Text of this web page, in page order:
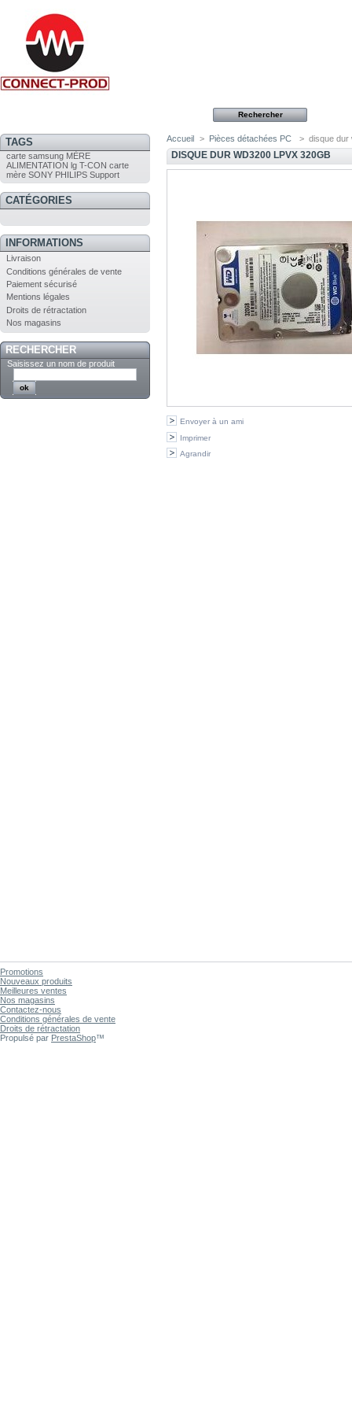
TAGS
carte samsung MÈRE
ALIMENTATION lg T-CON carte
mère SONY PHILIPS Support
CATÉGORIES
INFORMATIONS
Livraison
Conditions générales de vente
Paiement sécurisé
Mentions légales
Droits de rétractation
Nos magasins
RECHERCHER
Saisissez un nom de produit
Accueil > Pièces détachées PC > disque dur
DISQUE DUR WD3200 LPVX 320GB
Envoyer à un ami
Imprimer
Agrandir
Promotions
Nouveaux produits
Meilleures ventes
Nos magasins
Contactez-nous
Conditions générales de vente
Droits de rétractation
Propulsé par PrestaShop™